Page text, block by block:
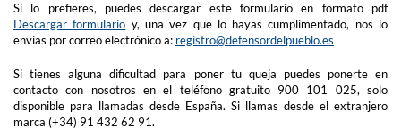
Si lo prefieres, puedes descargar este formulario en formato pdf
Descargar formulario y, una vez que lo hayas cumplimentado, nos lo
envías por correo electrónico a: registro@defensordelpueblo.es
Si tienes alguna dificultad para poner tu queja puedes ponerte en
contacto con nosotros en el teléfono gratuito 900 101 025, solo
disponible para llamadas desde España. Si llamas desde el extranjero
marca (+34) 91 432 62 91.